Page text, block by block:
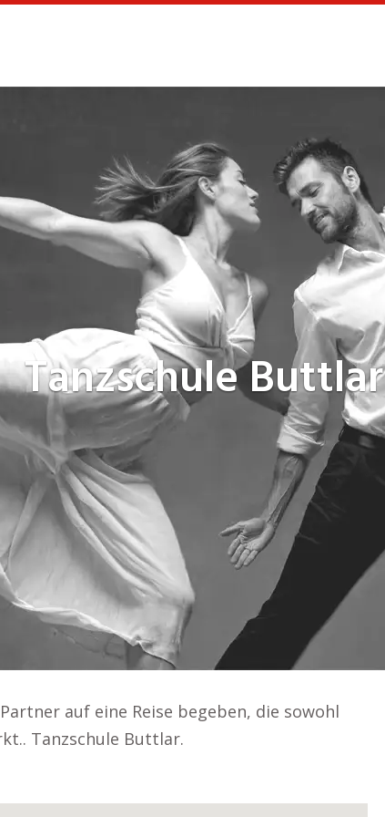
TanzschuleButtlar
auf eine Reise begeben, die sowohl
Tanzschule Buttlar.